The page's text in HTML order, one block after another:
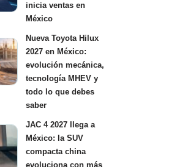
inicia ventas en
México
Nueva Toyota Hilux
2027 en México:
evolución mecánica,
tecnología MHEV y
todo lo que debes
saber
JAC 4 2027 llega a
México: la SUV
compacta china
evoluciona con más